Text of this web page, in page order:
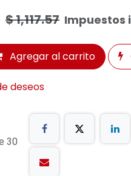
$1,117.57 Impuestos
Agregar al carrito
deseos
30